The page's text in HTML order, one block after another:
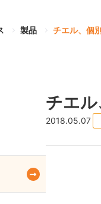
製品 チエル、個
チエル
2018.05.07